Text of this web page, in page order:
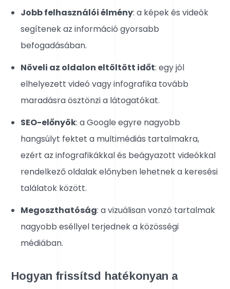
Jobb felhasználói élmény: a képek és videók
segítenek az információ gyorsabb
befogadásában.
Növeli az oldalon eltöltött időt: egy jól
elhelyezett videó vagy infografika tovább
maradásra ösztönzi a látogatókat.
SEO-előnyök: a Google egyre nagyobb
hangsúlyt fektet a multimédiás tartalmakra,
ezért az infografikákkal és beágyazott videókkal
rendelkező oldalak előnyben lehetnek a keresési
találatok között.
Megoszthatóság: a vizuálisan vonzó tartalmak
nagyobb eséllyel terjednek a közösségi
médiában.
Hogyan frissítsd hatékonyan a